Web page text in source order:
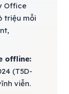
Office
triệu mỗi
offline:
(T5D-
viễn.